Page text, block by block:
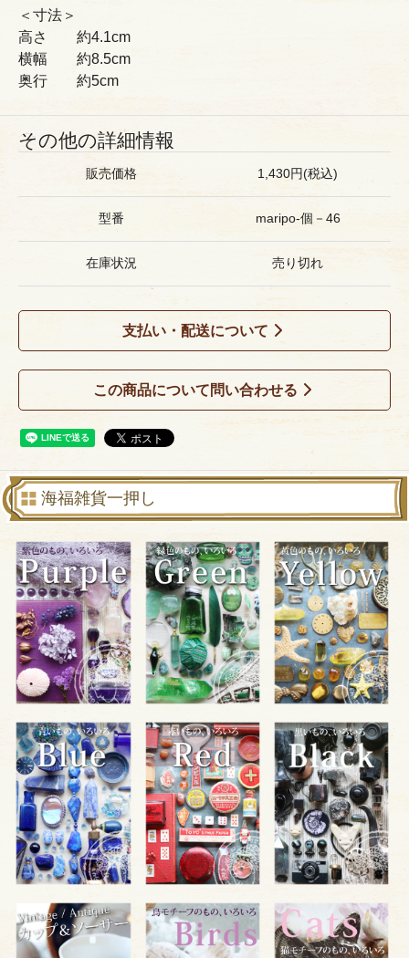
＜寸法＞
高さ 約4.1cm
横幅 約8.5cm
奥行 約5cm
その他の詳細情報
販売価格 1,430円(税込)
型番 maripo-個－46
在庫状況 売り切れ
支払い・配送について
この商品について問い合わせる
海福雑貨一押し